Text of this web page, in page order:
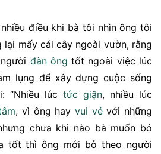
điều khi bà tôi nhìn ông tôi
mấy cái cây ngoài vườn, rằng
đàn ông tốt ngoài việc lúc
lụng để xây dựng cuộc sống
“Nhiều lúc tức giận, nhiều lúc
, vì ông hayvui vẻvới những
chưa khi nào bà muốn bỏ
tốt thì ông mới bỏ theo người